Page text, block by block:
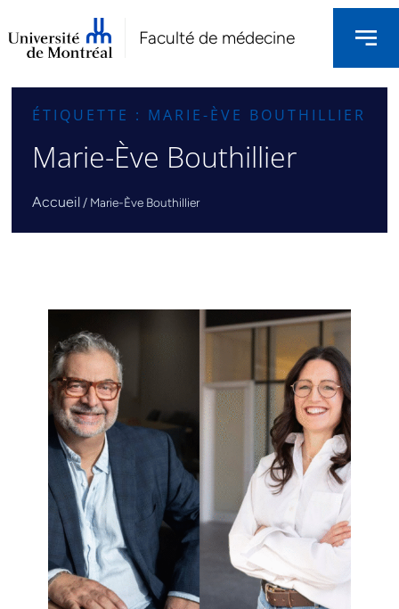
Faculté de médecine
ÉTIQUETTE : MARIE-ÈVE BOUTHILLIER
Marie-Ève Bouthillier
Accueil / Marie-Ève Bouthillier